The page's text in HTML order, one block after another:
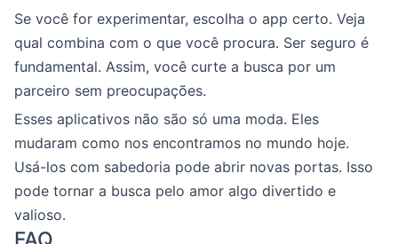
Se você for experimentar, escolha o app certo. Veja
qual combina com o que você procura. Ser seguro é
fundamental. Assim, você curte a busca por um
parceiro sem preocupações.
Esses aplicativos não são só uma moda. Eles
mudaram como nos encontramos no mundo hoje.
Usá-los com sabedoria pode abrir novas portas. Isso
pode tornar a busca pelo amor algo divertido e
valioso.